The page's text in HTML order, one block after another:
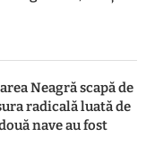
Neagră scapă de
radicală luată de
nave au fost